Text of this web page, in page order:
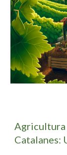
Agricultura
Catalanes: